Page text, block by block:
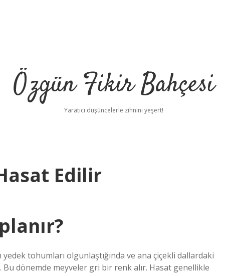
Özgün Fikir Bahçesi
Yaratıcı düşüncelerle zihnini yeşert!
Edilir
tohumları olgunlaştığında ve ana çiçekli dallardaki
dönemde meyveler gri bir renk alır. Hasat genellikle